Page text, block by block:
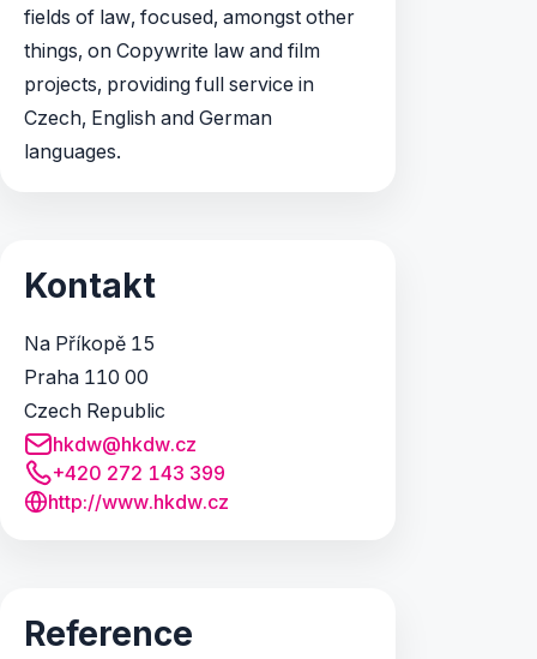
fields of law, focused, amongst other
things, on Copywrite law and film
projects, providing full service in
Czech, English and German
languages.
Kontakt
Na Příkopě 15
Praha 110 00
Czech Republic
hkdw@hkdw.cz
+420 272 143 399
http://www.hkdw.cz
Reference